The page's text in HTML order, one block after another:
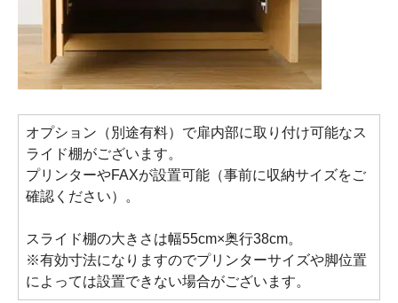
オプション（別途有料）で扉内部に取り付け可能なス
ライド棚がございます。
プリンターやFAXが設置可能（事前に収納サイズをご
確認ください）。
スライド棚の大きさは幅55cm×奥行38cm。
※有効寸法になりますのでプリンターサイズや脚位置
によっては設置できない場合がございます。